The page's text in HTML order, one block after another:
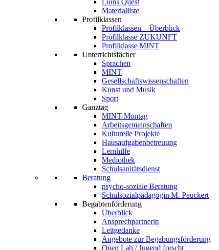
Lions Quest
Materialliste
Profilklassen
Profilklassen – Überblick
Profilklasse ZUKUNFT
Profilklasse MINT
Unterrichtsfächer
Sprachen
MINT
Gesellschaftswissenschaften
Kunst und Musik
Sport
Ganztag
MINT-Montag
Arbeitsgemeinschaften
Kulturelle Projekte
Hausaufgabenbetreuung
Lernhilfe
Mediothek
Schulsanitätsdienst
Beratung
psycho-soziale Beratung
Schulsozialpädagogin M. Peuckert
Begabtenförderung
Überblick
Ansprechpartnerin
Leitgedanke
Angebote zur Begabungsförderung
Open Lab / Jugend forscht